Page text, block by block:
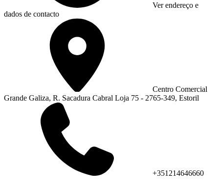
Ver endereço e
dados de contacto
Centro Comercial
Grande Galiza, R. Sacadura Cabral Loja 75 - 2765-349, Estoril
+351214646660